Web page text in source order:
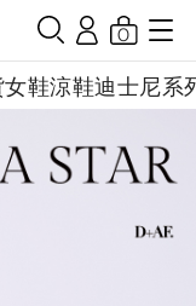
女鞋涼鞋迪士尼系
0